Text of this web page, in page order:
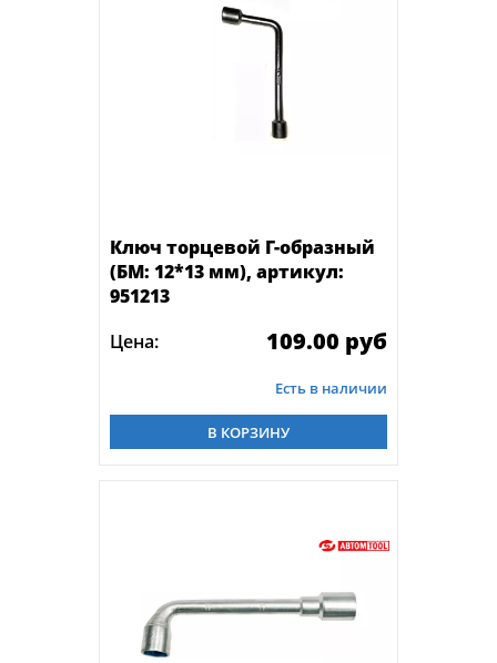
Ключ торцевой Г-образный
(БМ: 12*13 мм), артикул:
951213
Цена:
109.00 руб
Есть в наличии
В КОРЗИНУ